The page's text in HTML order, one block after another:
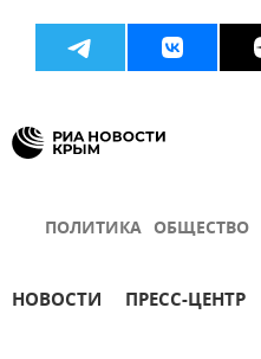
ПОЛИТИКА ОБЩЕСТВО
НОВОСТИ ПРЕСС-ЦЕНТР